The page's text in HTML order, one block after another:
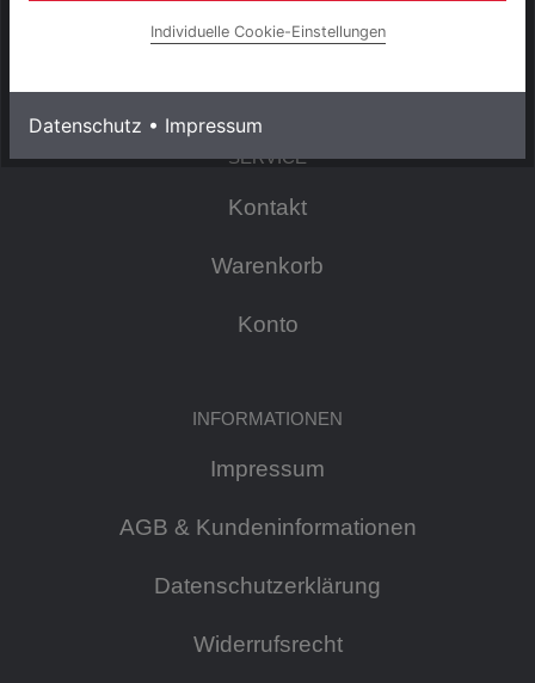
SERVICE
Kontakt
Warenkorb
Konto
INFORMATIONEN
Impressum
AGB & Kundeninformationen
Datenschutzerklärung
Widerrufsrecht
Individuelle Cookie-Einstellungen
Datenschutz • Impressum